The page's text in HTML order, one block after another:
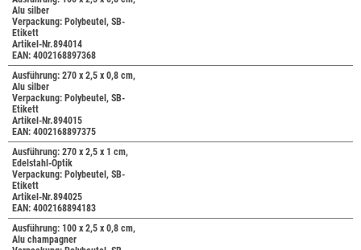
Alu silber
Verpackung: Polybeutel, SB-
Etikett
Artikel-Nr.894014
EAN: 4002168897368
Ausführung: 270 x 2,5 x 0,8 cm,
Alu silber
Verpackung: Polybeutel, SB-
Etikett
Artikel-Nr.894015
EAN: 4002168897375
Ausführung: 270 x 2,5 x 1 cm,
Edelstahl-Optik
Verpackung: Polybeutel, SB-
Etikett
Artikel-Nr.894025
EAN: 4002168894183
Ausführung: 100 x 2,5 x 0,8 cm,
Alu champagner